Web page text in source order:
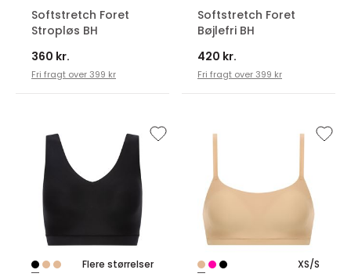
Softstretch Foret
Stropløs BH
360 kr.
Fri fragt over 399 kr
Softstretch Foret
Bøjlefri BH
420 kr.
Fri fragt over 399 kr
Flere størrelser XS/S